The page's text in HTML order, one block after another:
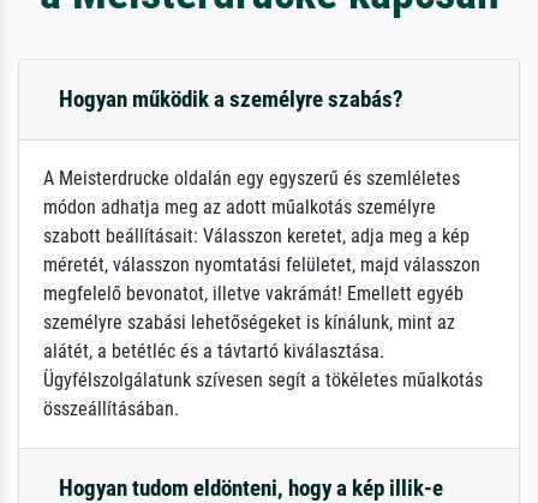
Hogyan működik a személyre szabás?
A Meisterdrucke oldalán egy egyszerű és szemléletes
módon adhatja meg az adott műalkotás személyre
szabott beállításait: Válasszon keretet, adja meg a kép
méretét, válasszon nyomtatási felületet, majd válasszon
megfelelő bevonatot, illetve vakrámát! Emellett egyéb
személyre szabási lehetőségeket is kínálunk, mint az
alátét, a betétléc és a távtartó kiválasztása.
Ügyfélszolgálatunk szívesen segít a tökéletes műalkotás
összeállításában.
Hogyan tudom eldönteni, hogy a kép illik-e